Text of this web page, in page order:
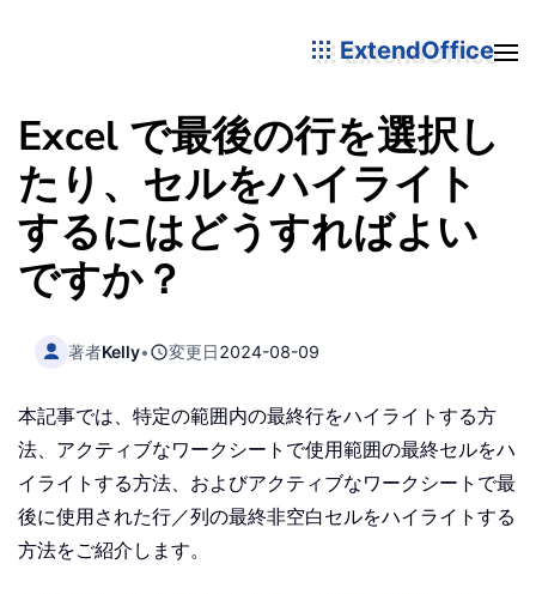
ExtendOffice
Excel で最後の行を選択し
たり、セルをハイライト
するにはどうすればよい
ですか？
著者Kelly• 変更日2024-08-09
本記事では、特定の範囲内の最終行をハイライトする方
法、アクティブなワークシートで使用範囲の最終セルをハ
イライトする方法、およびアクティブなワークシートで最
後に使用された行／列の最終非空白セルをハイライトする
方法をご紹介します。